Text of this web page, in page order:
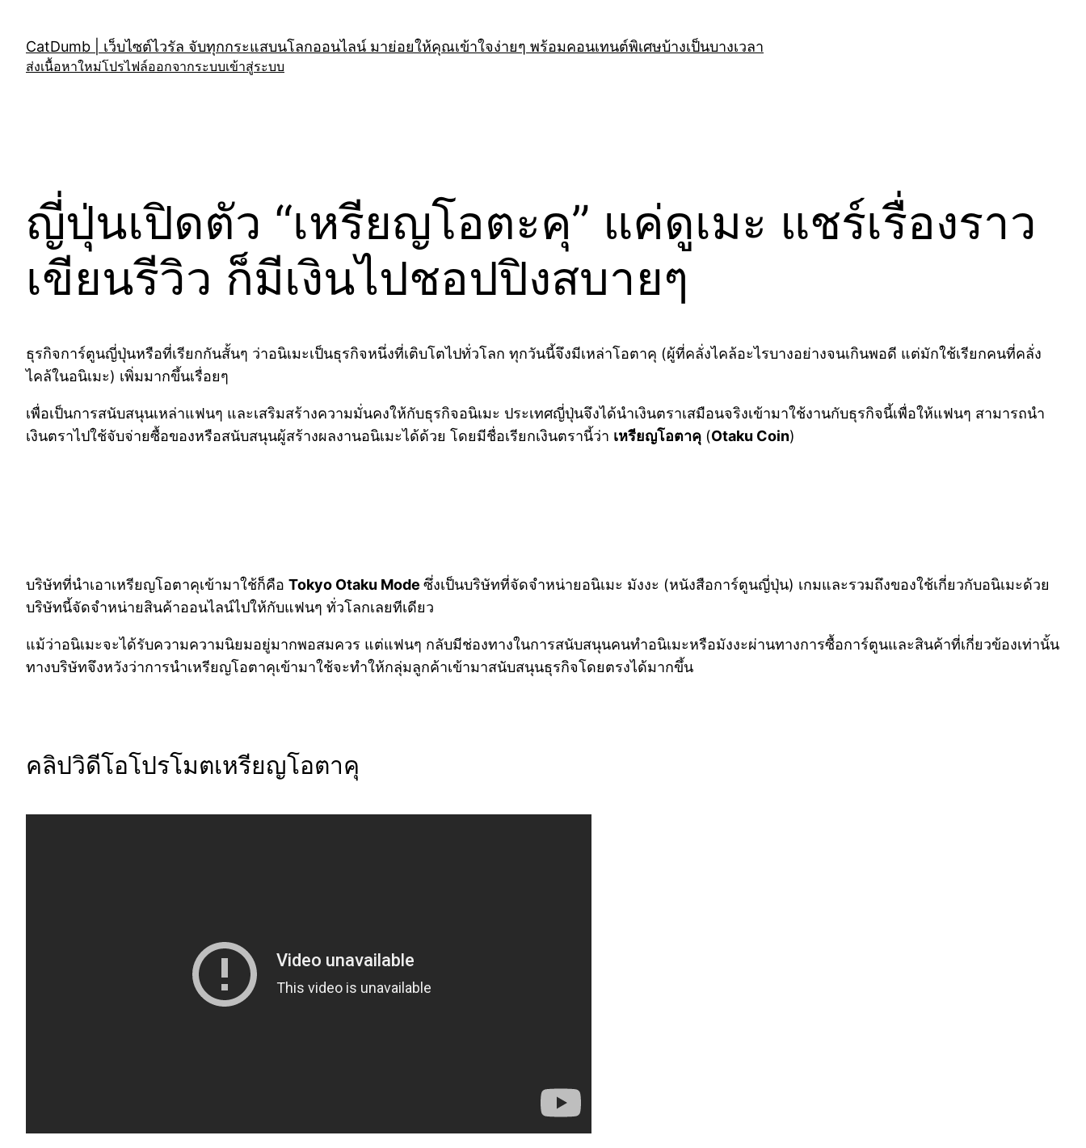
content
CatDumb | เว็บไซต์ไวรัล จับทุกกระแสบนโลกออนไลน์ มาย่อยให้คุณเข้าใจง่ายๆ พร้อมคอนเทนต์พิเศษบ้างเป็นบางเวลา
ส่งเนื้อหาใหม่โปรไฟล์ออกจากระบบเข้าสู่ระบบ
ญี่ปุ่นเปิดตัว “เหรียญโอตะคุ” แค่ดูเมะ แชร์เรื่องราว
เขียนรีวิว ก็มีเงินไปชอปปิงสบายๆ
ธุรกิจการ์ตูนญี่ปุ่นหรือที่เรียกกันสั้นๆ ว่าอนิเมะเป็นธุรกิจหนึ่งที่เติบโตไปทั่วโลก ทุกวันนี้จึงมีเหล่าโอตาคุ (ผู้ที่คลั่งไคล้อะไรบางอย่างจนเกินพอดี แต่มักใช้เรียกคนที่คลั่ง
ไคล้ในอนิเมะ) เพิ่มมากขึ้นเรื่อยๆ
เพื่อเป็นการสนับสนุนเหล่าแฟนๆ และเสริมสร้างความมั่นคงให้กับธุรกิจอนิเมะ ประเทศญี่ปุ่นจึงได้นำเงินตราเสมือนจริงเข้ามาใช้งานกับธุรกิจนี้เพื่อให้แฟนๆ สามารถนำ
เงินตราไปใช้จับจ่ายซื้อของหรือสนับสนุนผู้สร้างผลงานอนิเมะได้ด้วย โดยมีชื่อเรียกเงินตรานี้ว่า เหรียญโอตาคุ (Otaku Coin)
บริษัทที่นำเอาเหรียญโอตาคุเข้ามาใช้ก็คือ Tokyo Otaku Mode ซึ่งเป็นบริษัทที่จัดจำหน่ายอนิเมะ มังงะ (หนังสือการ์ตูนญี่ปุ่น) เกมและรวมถึงของใช้เกี่ยวกับอนิเมะด้วย
บริษัทนี้จัดจำหน่ายสินค้าออนไลน์ไปให้กับแฟนๆ ทั่วโลกเลยทีเดียว
แม้ว่าอนิเมะจะได้รับความความนิยมอยู่มากพอสมควร แต่แฟนๆ กลับมีช่องทางในการสนับสนุนคนทำอนิเมะหรือมังงะผ่านทางการซื้อการ์ตูนและสินค้าที่เกี่ยวข้องเท่านั้น
ทางบริษัทจึงหวังว่าการนำเหรียญโอตาคุเข้ามาใช้จะทำให้กลุ่มลูกค้าเข้ามาสนับสนุนธุรกิจโดยตรงได้มากขึ้น
คลิปวิดีโอโปรโมตเหรียญโอตาคุ